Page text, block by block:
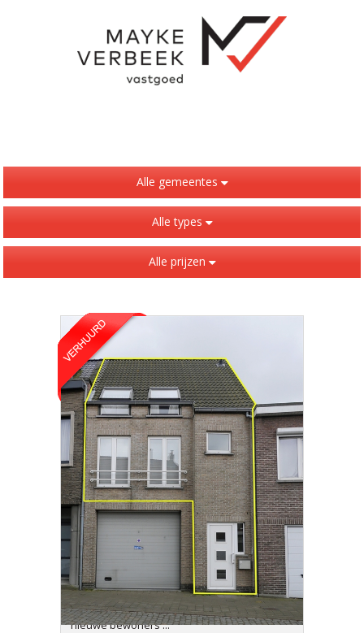
Alle gemeentes
Alle types
Alle prijzen
Duplex/Penthouse Verhuurd
EKEREN
1
2
99 m²
Welkom in dit aangename duplex
appartement op een strategische locatie
nabij het centrum van Ekeren. Dit
appartement in Ekeren is klaar om zijn
nieuwe bewoners ...